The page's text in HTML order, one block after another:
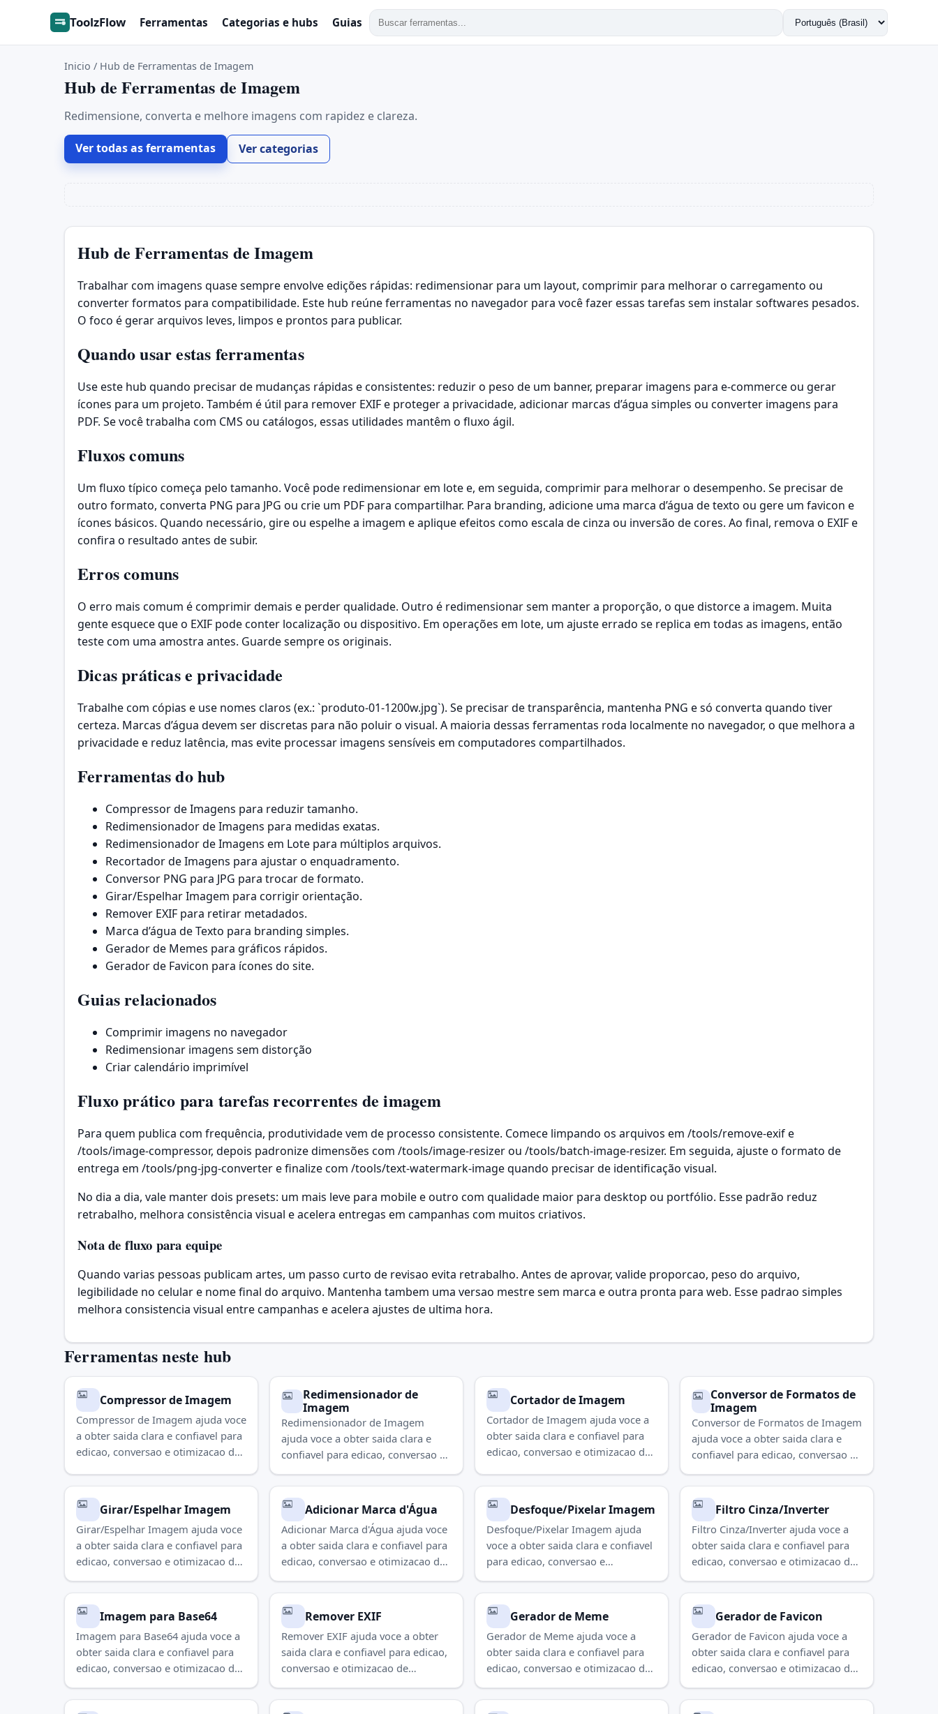
ToolzFlow Ferramentas Categorias e hubs Guias
Trocar
idioma
Inicio / Hub de Ferramentas de Imagem
Hub de Ferramentas de Imagem
Redimensione, converta e melhore imagens com rapidez e clareza.
Ver todas as ferramentas Ver categorias
Hub de Ferramentas de Imagem
Trabalhar com imagens quase sempre envolve edições rápidas: redimensionar para um layout, comprimir para melhorar o carregamento ou
converter formatos para compatibilidade. Este hub reúne ferramentas no navegador para você fazer essas tarefas sem instalar softwares pesados.
O foco é gerar arquivos leves, limpos e prontos para publicar.
Quando usar estas ferramentas
Use este hub quando precisar de mudanças rápidas e consistentes: reduzir o peso de um banner, preparar imagens para e‑commerce ou gerar
ícones para um projeto. Também é útil para remover EXIF e proteger a privacidade, adicionar marcas d’água simples ou converter imagens para
PDF. Se você trabalha com CMS ou catálogos, essas utilidades mantêm o fluxo ágil.
Fluxos comuns
Um fluxo típico começa pelo tamanho. Você pode redimensionar em lote e, em seguida, comprimir para melhorar o desempenho. Se precisar de
outro formato, converta PNG para JPG ou crie um PDF para compartilhar. Para branding, adicione uma marca d’água de texto ou gere um favicon e
ícones básicos. Quando necessário, gire ou espelhe a imagem e aplique efeitos como escala de cinza ou inversão de cores. Ao final, remova o EXIF e
confira o resultado antes de subir.
Erros comuns
O erro mais comum é comprimir demais e perder qualidade. Outro é redimensionar sem manter a proporção, o que distorce a imagem. Muita
gente esquece que o EXIF pode conter localização ou dispositivo. Em operações em lote, um ajuste errado se replica em todas as imagens, então
teste com uma amostra antes. Guarde sempre os originais.
Dicas práticas e privacidade
Trabalhe com cópias e use nomes claros (ex.: `produto-01-1200w.jpg`). Se precisar de transparência, mantenha PNG e só converta quando tiver
certeza. Marcas d’água devem ser discretas para não poluir o visual. A maioria dessas ferramentas roda localmente no navegador, o que melhora a
privacidade e reduz latência, mas evite processar imagens sensíveis em computadores compartilhados.
Ferramentas do hub
Compressor de Imagens para reduzir tamanho.
Redimensionador de Imagens para medidas exatas.
Redimensionador de Imagens em Lote para múltiplos arquivos.
Recortador de Imagens para ajustar o enquadramento.
Conversor PNG para JPG para trocar de formato.
Girar/Espelhar Imagem para corrigir orientação.
Remover EXIF para retirar metadados.
Marca d’água de Texto para branding simples.
Gerador de Memes para gráficos rápidos.
Gerador de Favicon para ícones do site.
Guias relacionados
Comprimir imagens no navegador
Redimensionar imagens sem distorção
Criar calendário imprimível
Fluxo prático para tarefas recorrentes de imagem
Para quem publica com frequência, produtividade vem de processo consistente. Comece limpando os arquivos em /tools/remove-exif e
/tools/image-compressor, depois padronize dimensões com /tools/image-resizer ou /tools/batch-image-resizer. Em seguida, ajuste o formato de
entrega em /tools/png-jpg-converter e finalize com /tools/text-watermark-image quando precisar de identificação visual.
No dia a dia, vale manter dois presets: um mais leve para mobile e outro com qualidade maior para desktop ou portfólio. Esse padrão reduz
retrabalho, melhora consistência visual e acelera entregas em campanhas com muitos criativos.
Nota de fluxo para equipe
Quando varias pessoas publicam artes, um passo curto de revisao evita retrabalho. Antes de aprovar, valide proporcao, peso do arquivo,
legibilidade no celular e nome final do arquivo. Mantenha tambem uma versao mestre sem marca e outra pronta para web. Esse padrao simples
melhora consistencia visual entre campanhas e acelera ajustes de ultima hora.
Ferramentas neste hub
Compressor de Imagem
Compressor de Imagem ajuda voce
a obter saida clara e confiavel para
edicao, conversao e otimizacao de
rapidamente.
Redimensionador de
Imagem
Redimensionador de Imagem
ajuda voce a obter saida clara e
confiavel para edicao, conversao e
otimizacao de imagens. Use para
concluir a tarefa rapidamente.
Cortador de Imagem
Cortador de Imagem ajuda voce a
obter saida clara e confiavel para
edicao, conversao e otimizacao de
rapidamente.
Conversor de Formatos de
Imagem
Conversor de Formatos de Imagem
ajuda voce a obter saida clara e
confiavel para edicao, conversao e
otimizacao de imagens. Use para
concluir a tarefa rapidamente.
Girar/Espelhar Imagem
Girar/Espelhar Imagem ajuda voce
a obter saida clara e confiavel para
edicao, conversao e otimizacao de
imagens. Use para concluir a tarefa
rapidamente.
Adicionar Marca d'Água
Adicionar Marca d'Água ajuda voce
a obter saida clara e confiavel para
edicao, conversao e otimizacao de
imagens. Use para concluir a tarefa
rapidamente.
Desfoque/Pixelar Imagem
Desfoque/Pixelar Imagem ajuda
voce a obter saida clara e confiavel
para edicao, conversao e
otimizacao de imagens. Use para
concluir a tarefa rapidamente.
Filtro Cinza/Inverter
Filtro Cinza/Inverter ajuda voce a
obter saida clara e confiavel para
edicao, conversao e otimizacao de
imagens. Use para concluir a tarefa
rapidamente.
Imagem para Base64
Imagem para Base64 ajuda voce a
obter saida clara e confiavel para
edicao, conversao e otimizacao de
imagens. Use para concluir a tarefa
rapidamente.
Remover EXIF
Remover EXIF ajuda voce a obter
saida clara e confiavel para edicao,
conversao e otimizacao de
imagens. Use para concluir a tarefa
rapidamente.
Gerador de Meme
Gerador de Meme ajuda voce a
obter saida clara e confiavel para
edicao, conversao e otimizacao de
imagens. Use para concluir a tarefa
rapidamente.
Gerador de Favicon
Gerador de Favicon ajuda voce a
obter saida clara e confiavel para
edicao, conversao e otimizacao de
imagens. Use para concluir a tarefa
rapidamente.